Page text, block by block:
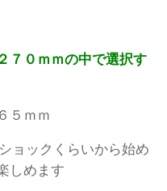
７０ｍｍの中で選択す
５ｍｍ
ョックくらいから始め
しめます